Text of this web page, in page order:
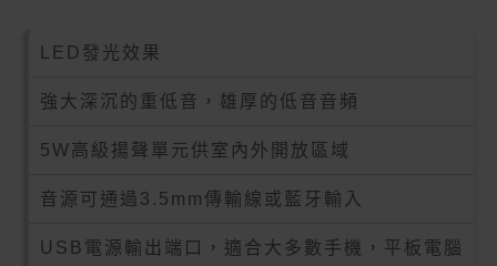
LED發光效果
強大深沉的重低音，雄厚的低音音頻
5W高級揚聲單元供室內外開放區域
音源可通過3.5mm傳輸線或藍牙輸入
USB電源輸出端口，適合大多數手機，平板電腦